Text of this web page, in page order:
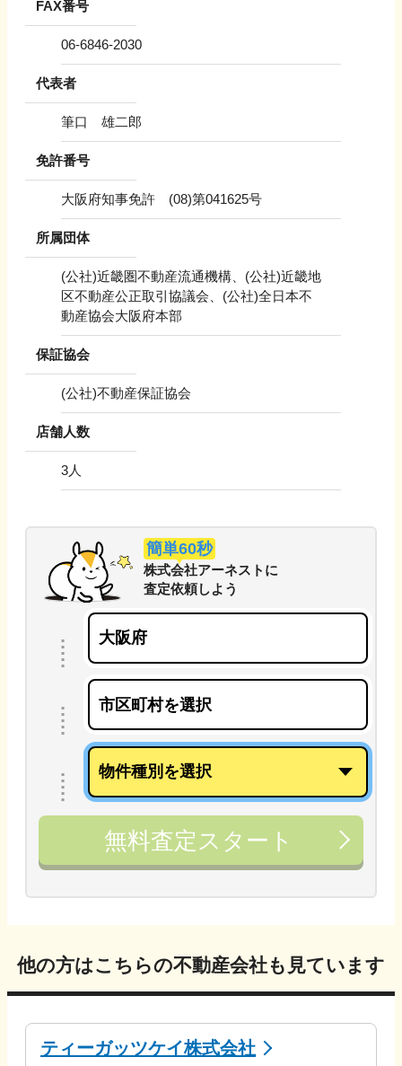
FAX番号
06-6846-2030
代表者
筆口 雄二郎
免許番号
大阪府知事免許 (08)第041625号
所属団体
(公社)近畿圏不動産流通機構、(公社)近畿地
区不動産公正取引協議会、(公社)全日本不
動産協会大阪府本部
保証協会
(公社)不動産保証協会
店舗人数
3人
簡単60秒
株式会社アーネスト に
査定依頼しよう
無料査定スタート
他の方はこちらの不動産会社も見ています
ティーガッツケイ株式会社